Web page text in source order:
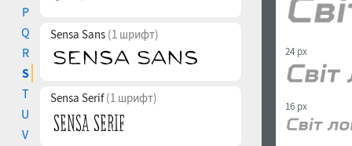
P
Q
R
S
T
U
V
Sensa Sans (1 шрифт)
Sensa Serif(1 шрифт)
24 px
16 px